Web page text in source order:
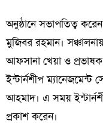
অনুষ্ঠানে সভাপতিত্ব
মুজিবর রহমান।
আফসানা খেয়া ও
ইন্টার্নশীপ
আহমাদ। এ সময়
প্রকাশ করেন।